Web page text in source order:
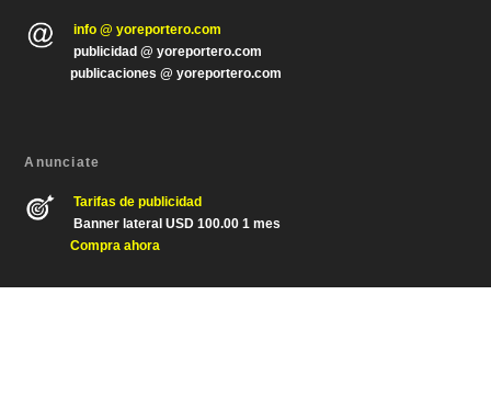
info @ yoreportero.com
publicidad @ yoreportero.com
publicaciones @ yoreportero.com
Anunciate
Tarifas de publicidad
Banner lateral USD 100.00 1 mes
Compra ahora